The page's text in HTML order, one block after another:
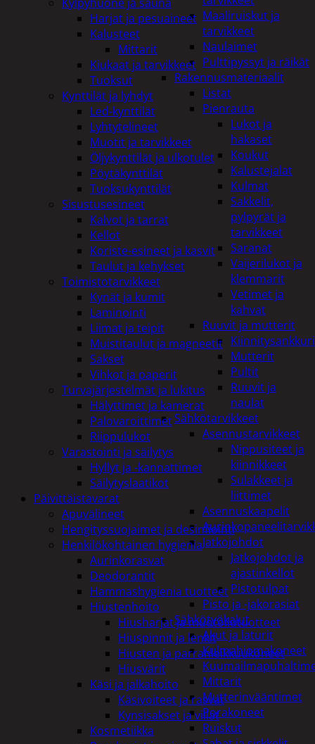
Maaliruiskut ja
tarvikkeet
Naulaimet
Pulttipyssyt ja räikät
Rakennusmateriaalit
Listat
Pienrauta
Lukot ja
hakaset
Koukut
Kalustejalat
Kulmat
Sakkelit,
pylpyrät ja
tarvikkeet
Saranat
Vaijerilukot ja
klemmarit
Vetimet ja
kahvat
Ruuvit ja mutterit
Mutterit
Pultit
Ruuvit ja
naulat
Sähkötarvikkeet
Asennustarvikkeet
Nippusiteet ja
kiinnikkeet
Sulakkeet ja
liittimet
Asennuskaapelit
Jatkojohdot
Jatkojohdot ja
ajastinkellot
Pistotulpat
Pisto ja -jakorasiat
Sähkötyökalut
Akut ja laturit
Kulmahiomakoneet
Mittarit
Mutterinvääntimet
Porakoneet
Ruiskut
Harjat ja pesuaineet
Kalusteet
Mittarit
Kiukaat ja tarvikkeet
Tuoksut
Kynttilät ja lyhdyt
Led-kynttilät
Lyhtytelineet
Muotit ja tarvikkeet
Öljykynttilät ja ulkotulet
Pöytäkynttilät
Tuoksukynttilät
Sisustusesineet
Kalvot ja tarrat
Kellot
Koriste-esineet ja kasvit
Taulut ja kehykset
Toimistotarvikkeet
Kynät ja kumit
Laminointi
Liimat ja teipit
Muistitaulut ja magneetit
Sakset
Vihkot ja paperit
Turvajärjestelmät ja lukitus
Hälyttimet ja kamerat
Palovaroittimet
Riippulukot
Varastointi ja säilytys
Hyllyt ja -kannattimet
Säilytyslaatikot
Päivittäistavarat
Apuvälineet
Hengityssuojaimet ja desinfiointi
Henkilökohtainen hygienia
Aurinkorasvat
Deodorantit
Hammashygienia tuotteet
Hiustenhoito
Hiusharjat ja muotoilutuotteet
Hiuspinnit ja lenkit
Hiusten ja parranleikkuukoneet
Hiusvärit
Käsi ja jalkahoito
Käsivoiteet ja rasvat
Kynsisakset ja viilat
Kosmetiikka